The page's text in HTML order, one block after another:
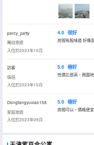
percy_petty
獨自旅遊
入住於2023年10月
4.0 很好
房間有股味道 好像
訪客
情侶
入住於2023年10月
5.0 極好
性價比很高，周圍
Dongfangyuxiao158
家庭旅遊
入住於2023年09月
5.0 極好
房間可以，價格便